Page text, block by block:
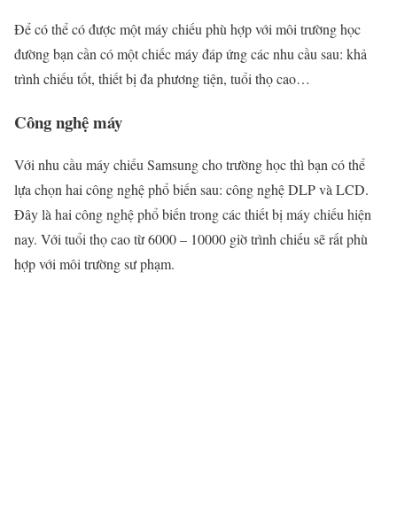
Để có thể có được một máy chiếu phù hợp với môi trường học
đường bạn cần có một chiếc máy đáp ứng các nhu cầu sau: khả
trình chiếu tốt, thiết bị đa phương tiện, tuổi thọ cao…
Công nghệ máy
Với nhu cầu máy chiếu Samsung cho trường học thì bạn có thể
lựa chọn hai công nghệ phổ biến sau: công nghệ DLP và LCD.
Đây là hai công nghệ phổ biến trong các thiết bị máy chiếu hiện
nay. Với tuổi thọ cao từ 6000 – 10000 giờ trình chiếu sẽ rất phù
hợp với môi trường sư phạm.